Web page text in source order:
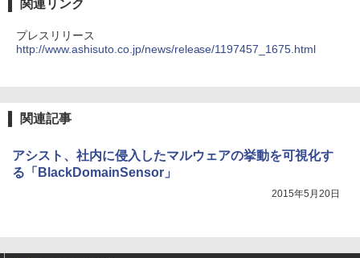
関連リンク
プレスリリース
http://www.ashisuto.co.jp/news/release/1197457_1675.html
関連記事
アシスト、社内に侵入したマルウェアの挙動を可視化す
る「BlackDomainSensor」
2015年5月20日